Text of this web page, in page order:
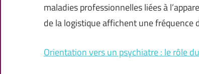
maladies professionnelles liées à
de la logistique affichent une fréquence
Orientation vers un psychiatre : le rôle